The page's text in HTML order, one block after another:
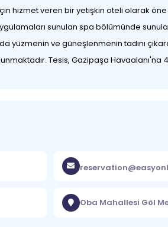
hizmet veren bir yetişkin oteli olarak öne
sunulan spa bölümünde
ve güneşlenmenin tadını
Tesis, Gazipaşa Havaalanı'na
Oba Mahallesi Göl